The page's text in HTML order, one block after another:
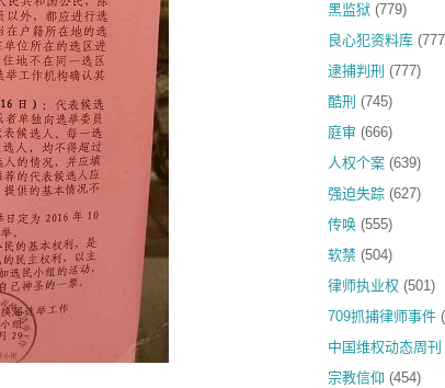
黑监狱 (779)
良心犯资料库
逮捕判刑 (777)
酷刑 (745)
庭审 (666)
人权个案 (639)
强迫失踪 (627)
传唤 (555)
软禁 (504)
律师执业权 (501)
709抓捕律师事件
中国维权动态周刊
宗教信仰 (454)